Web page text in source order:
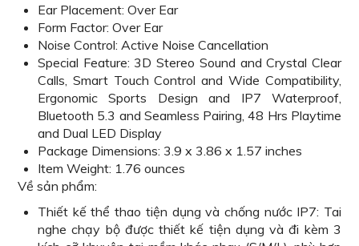
Ear Placement: Over Ear
Form Factor: Over Ear
Noise Control: Active Noise Cancellation
Special Feature: 3D Stereo Sound and Crystal Clear
Calls, Smart Touch Control and Wide Compatibility,
Ergonomic Sports Design and IP7 Waterproof,
Bluetooth 5.3 and Seamless Pairing, 48 Hrs Playtime
and Dual LED Display
Package Dimensions: 3.9 x 3.86 x 1.57 inches
Item Weight: 1.76 ounces
Về sản phẩm:
Thiết kế thể thao tiện dụng và chống nước IP7: Tai
nghe chạy bộ được thiết kế tiện dụng và đi kèm 3